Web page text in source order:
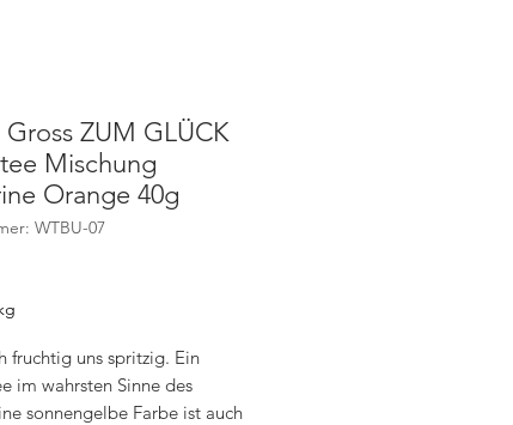
ZUM GLÜCK
Mischung
Orange 40g
WTBU-07
fruchtig uns spritzig. Ein
im wahrsten Sinne des
sonnengelbe Farbe ist auch